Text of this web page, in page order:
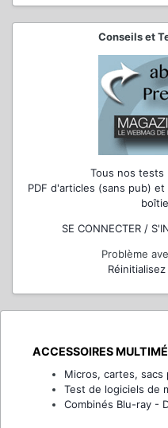
Conseils et
Tous nos tests
PDF d'articles (sans pub)
SE CONNECTER /
Problème
ACCESSOIRES
Micros, cartes,
Test de logiciels de
Combinés Blu-ray -